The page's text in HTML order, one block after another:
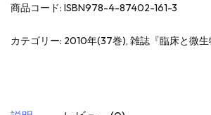
商品コード: ISBN978-4-87402-161-3
カテゴリー: 2010年(37巻), 雑誌『臨床と微生